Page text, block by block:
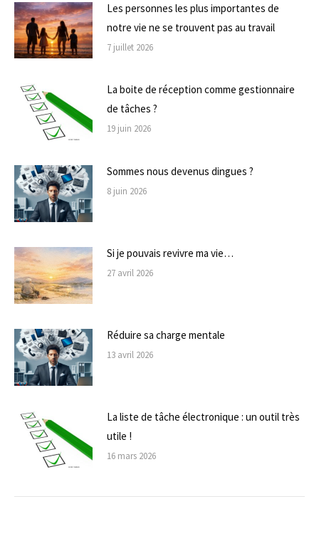
Les personnes les plus importantes de
notre vie ne se trouvent pas au travail
7 juillet 2026
La boite de réception comme gestionnaire
de tâches ?
19 juin 2026
Sommes nous devenus dingues ?
8 juin 2026
Si je pouvais revivre ma vie…
27 avril 2026
Réduire sa charge mentale
13 avril 2026
La liste de tâche électronique : un outil très
utile !
16 mars 2026